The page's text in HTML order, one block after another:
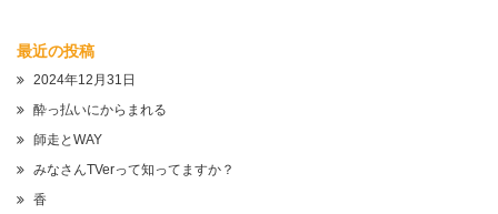
最近の投稿
2024年12月31日
酔っ払いにからまれる
師走とWAY
みなさんTVerって知ってますか？
香